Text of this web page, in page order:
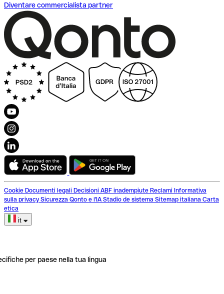
Diventare commercialista partner
Cookie Documenti legali Decisioni ABF inadempiute Reclami Informativa
sulla privacy Sicurezza Qonto e l'IA Stadio de sistema Sitemap italiana Carta
etica
it
per paese nella tua lingua